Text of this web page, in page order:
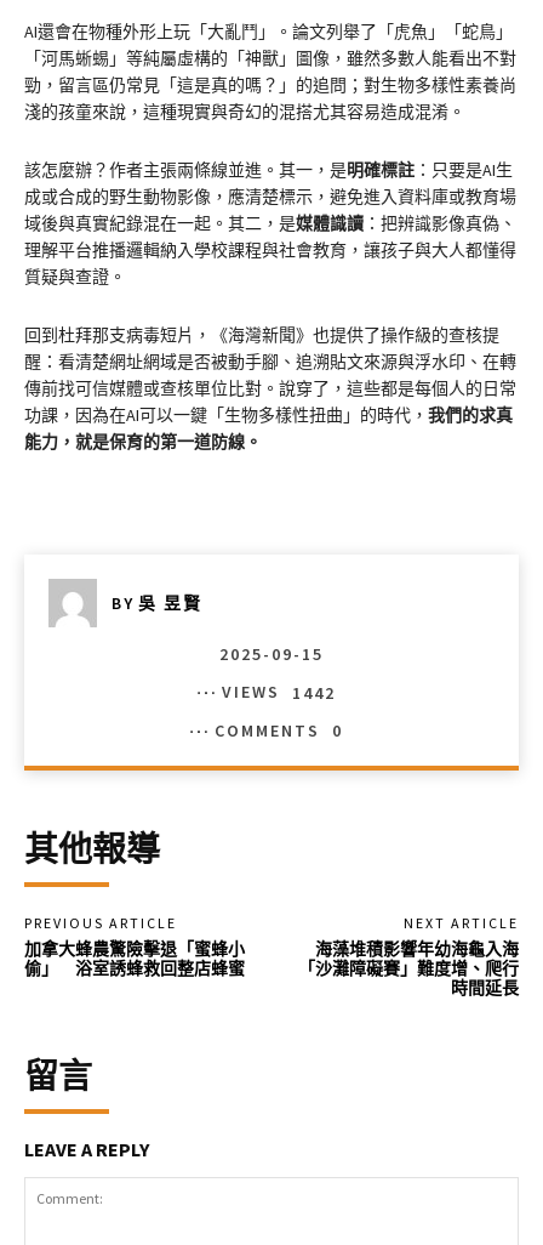
AI還會在物種外形上玩「大亂鬥」。論文列舉了「虎魚」「蛇鳥」
「河馬蜥蜴」等純屬虛構的「神獸」圖像，雖然多數人能看出不對
勁，留言區仍常見「這是真的嗎？」的追問；對生物多樣性素養尚
淺的孩童來說，這種現實與奇幻的混搭尤其容易造成混淆。
該怎麼辦？作者主張兩條線並進。其一，是明確標註 ：只要是AI生
成或合成的野生動物影像，應清楚標示，避免進入資料庫或教育場
域後與真實紀錄混在一起。其二，是媒體識讀 ：把辨識影像真偽、
理解平台推播邏輯納入學校課程與社會教育，讓孩子與大人都懂得
質疑與查證。
回到杜拜那支病毒短片，《海灣新聞》也提供了操作級的查核提
醒：看清楚網址網域是否被動手腳、追溯貼文來源與浮水印、在轉
傳前找可信媒體或查核單位比對。說穿了，這些都是每個人的日常
功課，因為在AI可以一鍵「生物多樣性扭曲」的時代， 我們的求真
能力，就是保育的第一道防線 。
BY 吳 昱賢
2025-09-15
VIEWS
1442
COMMENTS
0
其他報導
PREVIOUS ARTICLE
加拿大蜂農驚險擊退「蜜蜂小
偷」 浴室誘蜂救回整店蜂蜜
NEXT ARTICLE
海藻堆積影響年幼海龜入海
「沙灘障礙賽」難度增、爬行
時間延長
留言
LEAVE A REPLY